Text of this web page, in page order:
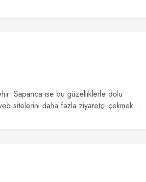
Sapanca ise bu güzelliklerle dolu
sitelerini daha fazla ziyaretçi çekmek...